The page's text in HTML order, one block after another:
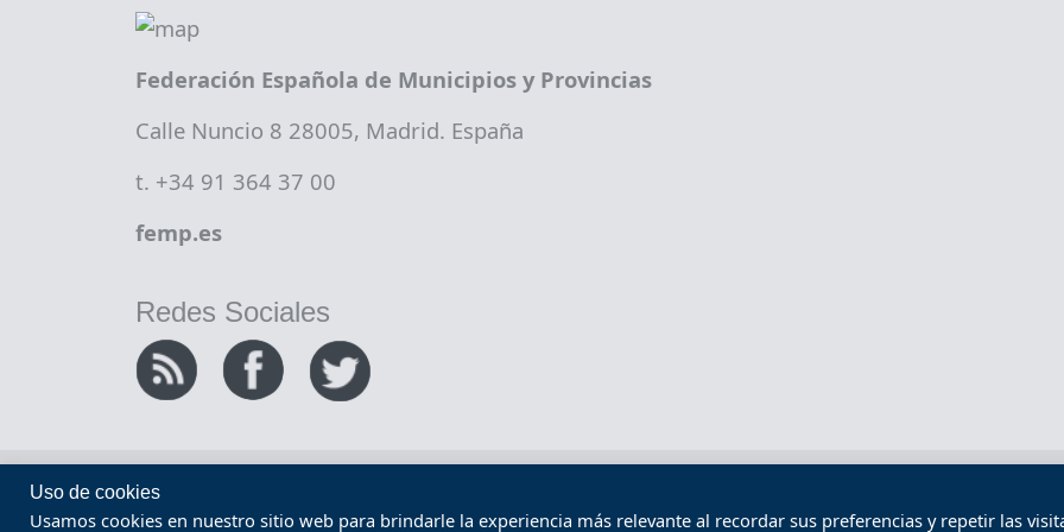
Federación Española de Municipios y Provincias
Calle Nuncio 8 28005, Madrid. España
t. +34 91 364 37 00
femp.es
Redes Sociales
Uso de cookies
Usamos cookies en nuestro sitio web para brindarle la experiencia más relevante al recordar sus preferencias y repetir las